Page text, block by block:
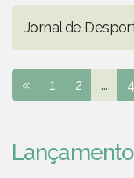
Jornal de
« 1 2 ...